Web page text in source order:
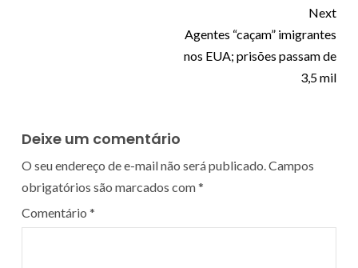
Next
Agentes “caçam” imigrantes
nos EUA; prisões passam de
3,5 mil
Deixe um comentário
O seu endereço de e-mail não será publicado.Campos
obrigatórios são marcados com*
Comentário *